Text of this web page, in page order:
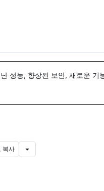
성능, 향상된 보안, 새로운 기
복사